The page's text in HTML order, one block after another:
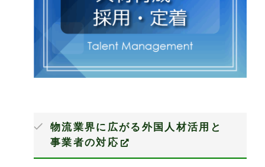
物流業界に広がる外国人材活用と
事業者の対応